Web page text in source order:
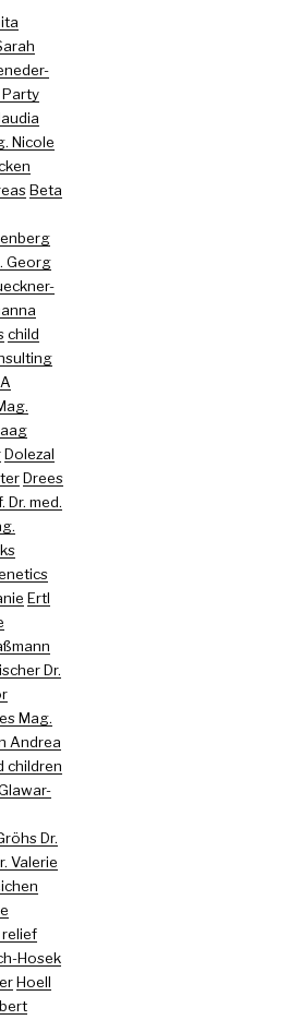
Nicole
Beta
Georg
child
Dolezal
Drees
Dr. med.
Ertl
Dr.
Mag.
Andrea
children
Dr.
Valerie
Hosek
Hoell